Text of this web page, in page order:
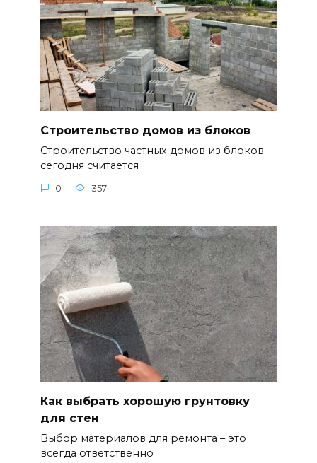
Строительство домов из блоков
Строительство частных домов из блоков
сегодня считается
0 357
Как выбрать хорошую грунтовку
для стен
Выбор материалов для ремонта – это
всегда ответственно